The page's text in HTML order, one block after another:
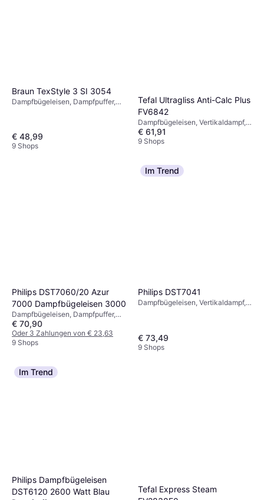
Braun TexStyle 3 SI 3054
Dampfbügeleisen, Dampfpuffer,
cm 15 cm
€ 48,99
9 Shops
Tefal Ultragliss Anti-Calc Plus
FV6842
Dampfbügeleisen, Vertikaldampf,
Dampfpuffer, Sprüher,
Abschaltautomatik, 2800 W,
€ 61,91
9 Shops
Philips DST7060/20 Azur
7000 Dampfbügeleisen 3000
Dampfbügeleisen, Dampfpuffer,
Sprüher, Vertikaldampf,
Abschaltautomatik, 3000 W,
Dampfkapazität: 55g, 300 ml 16.7
€ 70,90
Oder 3 Zahlungen von € 23,63
9 Shops
Im Trend
Philips DST7041
Dampfbügeleisen, Vertikaldampf,
€ 73,49
9 Shops
Im Trend
Philips Dampfbügeleisen
DST6120 2600 Watt Blau
Tefal Express Steam